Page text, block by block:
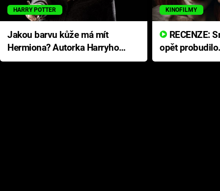
HARRY POTTER
Jakou barvu kůže má mít
Hermiona? Autorka Harryho
Pottera přišla s ráznou
KINOFILMY
opět
přichází s